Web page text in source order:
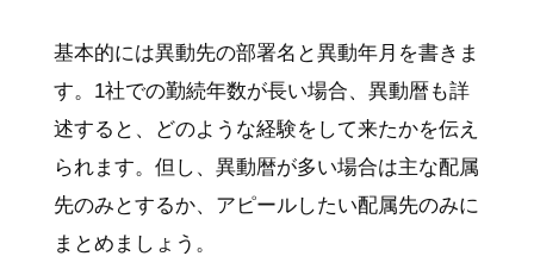
基本的には異動先の部署名と異動年月を書きま
す。1社での勤続年数が長い場合、異動暦も詳
述すると、どのような経験をして来たかを伝え
られます。但し、異動暦が多い場合は主な配属
先のみとするか、アピールしたい配属先のみに
まとめましょう。